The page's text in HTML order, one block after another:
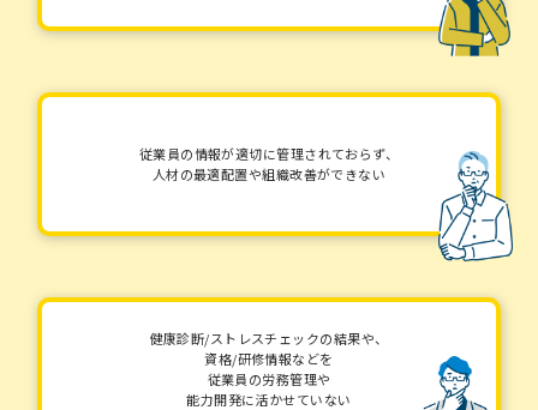
従業員の情報が適切に管理されておらず、
人材の最適配置や組織改善ができない
健康診断/ストレスチェックの結果や、
資格/研修情報などを
従業員の労務管理や
能力開発に活かせていない